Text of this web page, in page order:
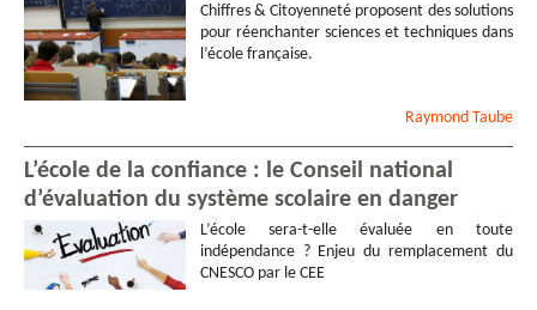
Chiffres & Citoyenneté proposent des solutions
pour réenchanter sciences et techniques dans
l’école française.
Raymond Taube
L’école de la confiance : le Conseil national
d’évaluation du système scolaire en danger
L’école sera-t-elle évaluée en toute
indépendance ? Enjeu du remplacement du
CNESCO par le CEE